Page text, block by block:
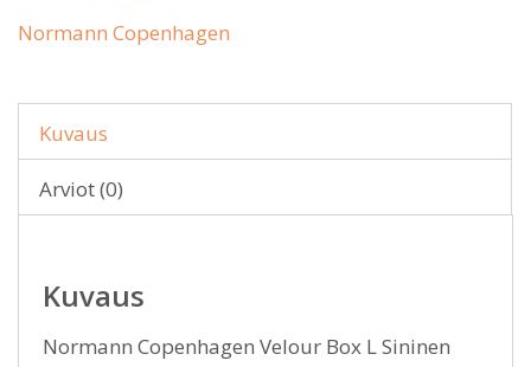
Normann Copenhagen
Kuvaus
Arviot (0)
Kuvaus
Normann Copenhagen Velour Box L Sininen